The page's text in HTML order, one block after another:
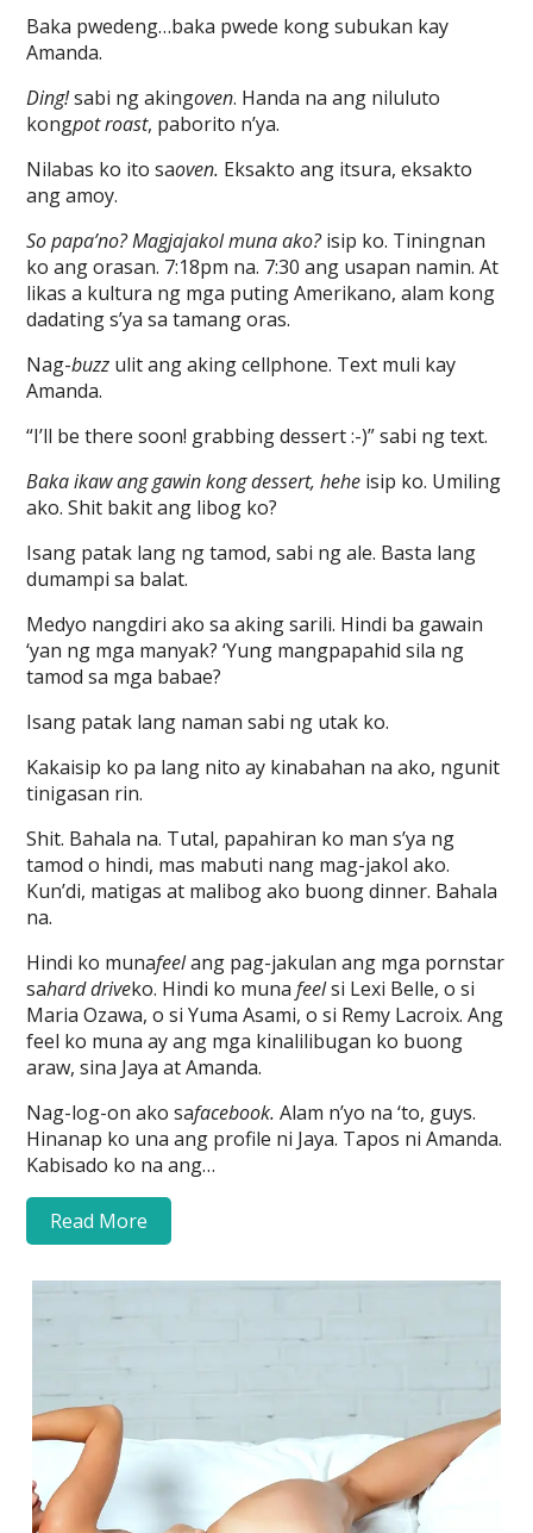
Baka pwedeng…baka pwede kong subukan kay
Amanda.
Ding!sabi ng akingoven. Handa na ang niluluto
kongpot roast, paborito n’ya.
Nilabas ko ito saoven. Eksakto ang itsura, eksakto
ang amoy.
So papa’no? Magjajakol muna ako?isip ko. Tiningnan
ko ang orasan. 7:18pm na. 7:30 ang usapan namin. At
likas a kultura ng mga puting Amerikano, alam kong
dadating s’ya sa tamang oras.
Nag-buzz ulit ang aking cellphone. Text muli kay
Amanda.
“I’ll be there soon! grabbing dessert :-)” sabi ng text.
Baka ikaw ang gawin kong dessert, hehe isip ko. Umiling
ako. Shit bakit ang libog ko?
Isang patak lang ng tamod, sabi ng ale. Basta lang
dumampi sa balat.
Medyo nangdiri ako sa aking sarili. Hindi ba gawain
‘yan ng mga manyak? ‘Yung mangpapahid sila ng
tamod sa mga babae?
Isang patak lang naman sabi ng utak ko.
Kakaisip ko pa lang nito ay kinabahan na ako, ngunit
tinigasan rin.
Shit. Bahala na. Tutal, papahiran ko man s’ya ng
tamod o hindi, mas mabuti nang mag-jakol ako.
Kun’di, matigas at malibog ako buong dinner. Bahala
na.
Hindi ko munafeelang pag-jakulan ang mga pornstar
sahard driveko. Hindi ko munafeelsi Lexi Belle, o si
Maria Ozawa, o si Yuma Asami, o si Remy Lacroix. Ang
feel ko muna ay ang mga kinalilibugan ko buong
araw, sina Jaya at Amanda.
Nag-log-on ako safacebook. Alam n’yo na ‘to, guys.
Hinanap ko una ang profile ni Jaya. Tapos ni Amanda.
Kabisado ko na ang…
Read More